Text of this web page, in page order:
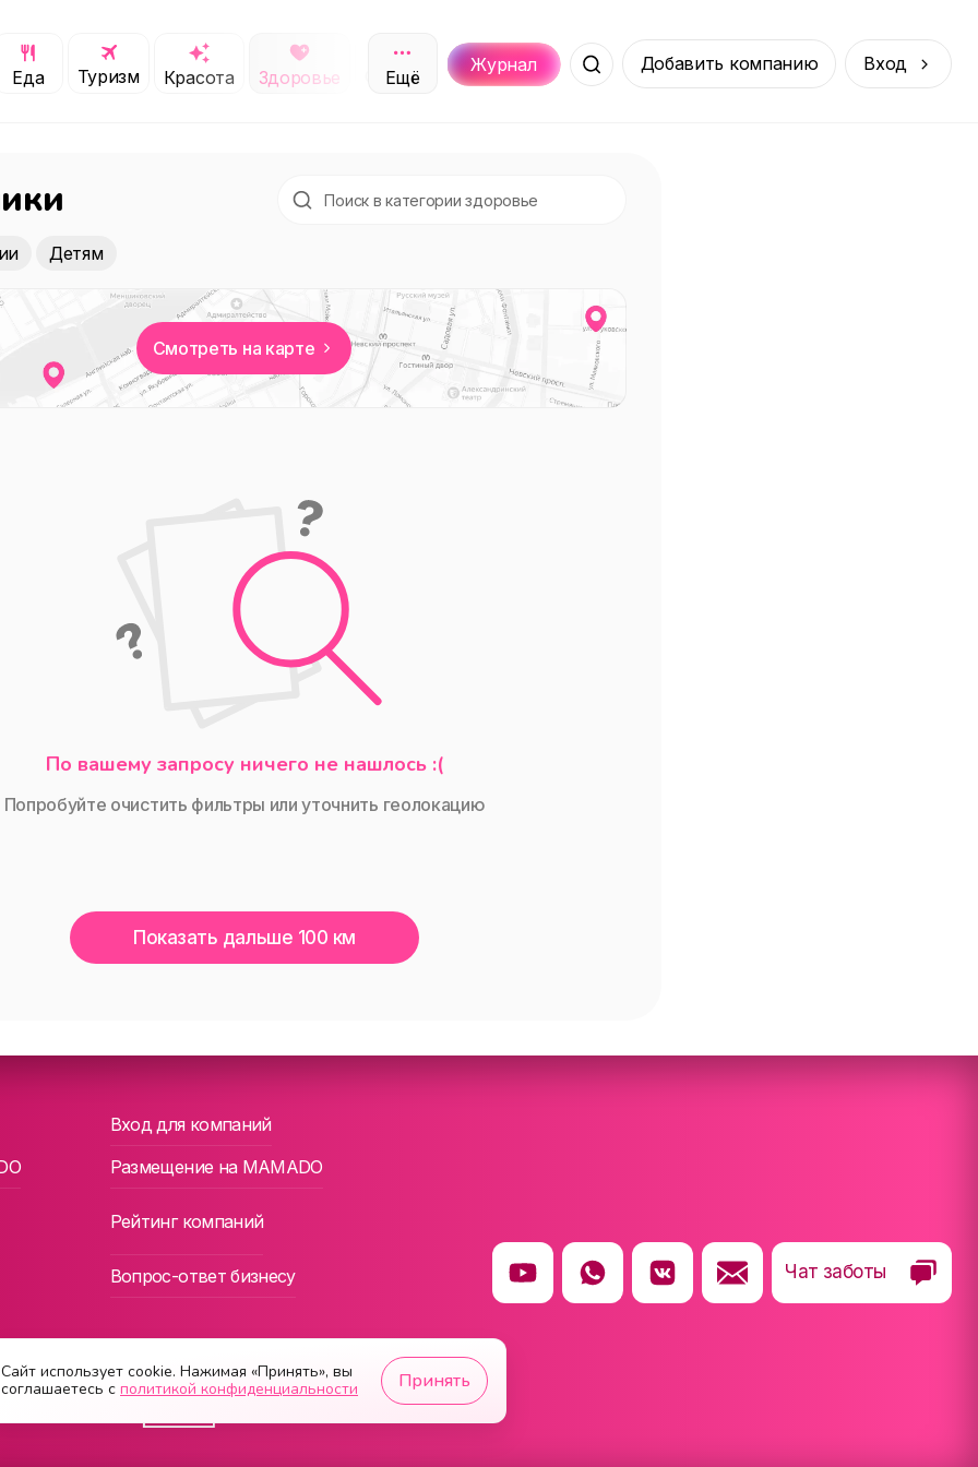
Еда Туризм Красота Здоровье Обучение Спорт Услуги Покупки Онлайн
Ещё
Журнал Места Добавить компанию Вход
Детям
Смотреть на карте
По вашему запросу ничего не нашлось :(
Попробуйте очистить фильтры или уточнить геолокацию
Показать дальше 100 км
Вход для компаний
Размещение на MAMADO
Рейтинг компаний
Вопрос-ответ бизнесу Чат заботы
Сайт использует cookie. Нажимая «Принять», вы
соглашаетесь с политикой конфиденциальности Принять